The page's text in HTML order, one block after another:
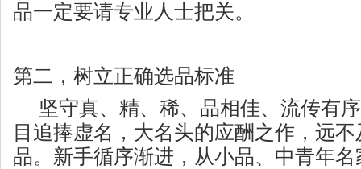
品一定要请专业人士把关。
第二， 树立正确选品标准
坚守真、精、稀、品相佳、流传有序
目追捧虚名，大名头的应酬之作，远
品。新手循序渐进，从小品、中青年